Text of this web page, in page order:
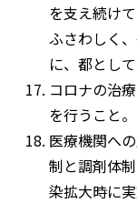
を支え続け
ふさわしく
に、都とし
コロナの治
を行うこと。
医療機関へ
制と調剤体
染拡大時に